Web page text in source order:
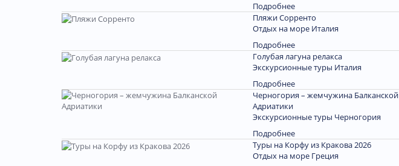
Подробнее
Пляжи Сорренто
Отдых на море Италия
Подробнее
Голубая лагуна релакса
Экскурсионные туры Италия
Подробнее
Черногория – жемчужина Балканской
Адриатики
Экскурсионные туры Черногория
Подробнее
Туры на Корфу из Кракова 2026
Отдых на море Греция